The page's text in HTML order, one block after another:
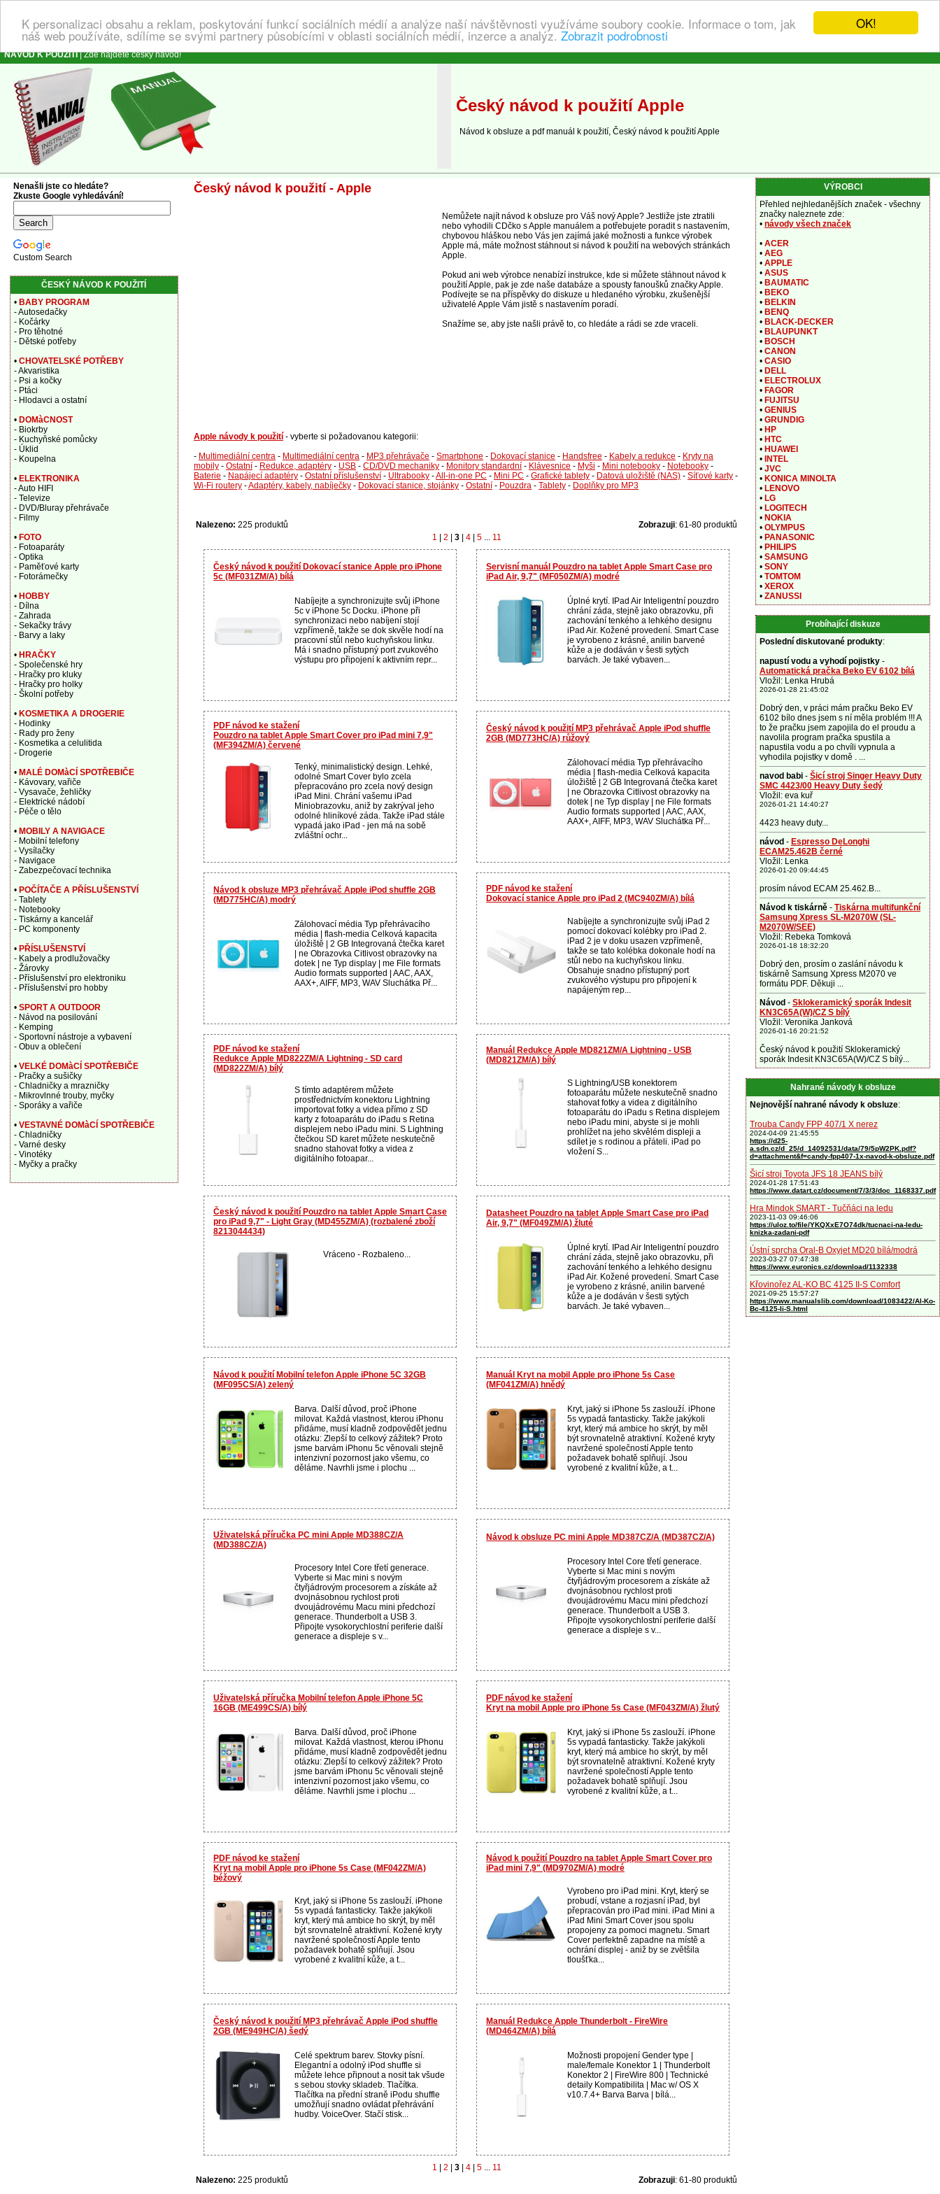
OK!
K personalizaci obsahu a reklam, poskytování funkcí sociálních médií a analýze naší návštěvnosti využíváme soubory cookie. Informace o tom, jak
náš web používáte, sdílíme se svými partnery působícími v oblasti sociálních médií, inzerce a analýz. Zobrazit podrobnosti
NÁVOD K POUŽITÍ| Zde najdete český návod!
Český návod k použití Apple
Návod k obsluze a pdf manuál k použití, Český návod k použití Apple
Český návod k použití - Apple
Nemůžete najít návod k obsluze pro Váš nový Apple? Jestliže jste ztratili
nebo vyhodili CDčko s Apple manuálem a potřebujete poradit s nastavením,
chybovou hláškou nebo Vás jen zajímá jaké možnosti a funkce výrobek
Apple má, máte možnost stáhnout si návod k použití na webových stránkách
Apple.
Pokud ani web výrobce nenabízí instrukce, kde si můžete stáhnout návod k
použití Apple, pak je zde naše databáze a spousty fanoušků značky Apple.
Podívejte se na příspěvky do diskuze u hledaného výrobku, zkušenější
uživatelé Apple Vám jistě s nastavením poradí.
Snažíme se, aby jste našli právě to, co hledáte a rádi se zde vraceli.
Apple návody k použití - vyberte si požadovanou kategorii:
- Multimediální centra - Multimediální centra - MP3 přehrávače - Smartphone - Dokovací stanice - Handsfree - Kabely a redukce - Kryty na
mobily - Ostatní - Redukce, adaptéry - USB - CD/DVD mechaniky - Monitory standardní - Klávesnice - Myši - Mini notebooky - Notebooky -
Baterie - Napájecí adaptéry - Ostatní příslušenství - Ultrabooky -All-in-one PC - Mini PC - Grafické tablety - Datová uložiště (NAS) - Síťové karty -
Wi-Fi routery -Adaptéry, kabely, nabíječky - Dokovací stanice, stojánky - Ostatní - Pouzdra - Tablety - Doplňky pro MP3
Nalezeno: 225 produktů Zobrazuji: 61-80 produktů
1
2 3 4 5... 11
Český návod k použití Dokovací stanice Apple pro iPhone
5c (MF031ZM/A) bílá
Nabíjejte a synchronizujte svůj iPhone
5c v iPhone 5c Docku. iPhone při
synchronizaci nebo nabíjení stojí
vzpřímeně, takže se dok skvěle hodí na
pracovní stůl nebo kuchyňskou linku.
Má i snadno přístupný port zvukového
výstupu pro připojení k aktivním repr...
Servisní manuál Pouzdro na tablet Apple Smart Case pro
iPad Air, 9,7" (MF050ZM/A) modré
Úplné krytí. IPad Air Inteligentní pouzdro
chrání záda, stejně jako obrazovku, při
zachování tenkého a lehkého designu
iPad Air. Kožené provedení. Smart Case
je vyrobeno z krásné, anilin barvené
kůže a je dodáván v šesti sytých
barvách. Je také vybaven...
PDF návod ke stažení
Pouzdro na tablet Apple Smart Cover pro iPad mini 7,9"
(MF394ZM/A) červené
Tenký, minimalistický design. Lehké,
odolné Smart Cover bylo zcela
přepracováno pro zcela nový design
iPad Mini. Chrání vašemu iPad
Miniobrazovku, aniž by zakrýval jeho
odolné hliníkové záda. Takže iPad stále
vypadá jako iPad - jen má na sobě
zvláštní ochr...
Český návod k použití MP3 přehrávač Apple iPod shuffle
2GB (MD773HC/A) růžový
Zálohovací média Typ přehrávacího
média | flash-media Celková kapacita
úložiště | 2 GB Integrovaná čtečka karet
| ne Obrazovka Citlivost obrazovky na
dotek | ne Typ display | ne File formats
Audio formats supported | AAC, AAX,
AAX+, AIFF, MP3, WAV Sluchátka Př...
Návod k obsluze MP3 přehrávač Apple iPod shuffle 2GB
(MD775HC/A) modrý
Zálohovací média Typ přehrávacího
média | flash-media Celková kapacita
úložiště | 2 GB Integrovaná čtečka karet
| ne Obrazovka Citlivost obrazovky na
dotek | ne Typ display | me File formats
Audio formats supported | AAC, AAX,
AAX+, AIFF, MP3, WAV Sluchátka Př...
PDF návod ke stažení
Dokovací stanice Apple pro iPad 2 (MC940ZM/A) bílá
Nabíjejte a synchronizujte svůj iPad 2
pomocí dokovací kolébky pro iPad 2.
iPad 2 je v doku usazen vzpřímeně,
takže se tato kolébka dokonale hodí na
stůl nebo na kuchyňskou linku.
Obsahuje snadno přístupný port
zvukového výstupu pro připojení k
napájeným rep...
PDF návod ke stažení
Redukce Apple MD822ZM/A Lightning - SD card
(MD822ZM/A) bílý
S tímto adaptérem můžete
prostřednictvím konektoru Lightning
importovat fotky a videa přímo z SD
karty z fotoaparátu do iPadu s Retina
displejem nebo iPadu mini. S Lightning
čtečkou SD karet můžete neskutečně
snadno stahovat fotky a videa z
digitálního fotoapar...
Manuál Redukce Apple MD821ZM/A Lightning - USB
(MD821ZM/A) bílý
S Lightning/USB konektorem
fotoaparátu můžete neskutečně snadno
stahovat fotky a videa z digitálního
fotoaparátu do iPadu s Retina displejem
nebo iPadu mini, abyste si je mohli
prohlížet na jeho skvělém displeji a
sdílet je s rodinou a přáteli. iPad po
vložení S...
Český návod k použití Pouzdro na tablet Apple Smart Case
pro iPad 9,7" - Light Gray (MD455ZM/A) (rozbalené zboží
8213044434)
Vráceno - Rozbaleno...
Datasheet Pouzdro na tablet Apple Smart Case pro iPad
Air, 9,7" (MF049ZM/A) žluté
Úplné krytí. IPad Air Inteligentní pouzdro
chrání záda, stejně jako obrazovku, při
zachování tenkého a lehkého designu
iPad Air. Kožené provedení. Smart Case
je vyrobeno z krásné, anilin barvené
kůže a je dodáván v šesti sytých
barvách. Je také vybaven...
Návod k použití Mobilní telefon Apple iPhone 5C 32GB
(MF095CS/A) zelený
Barva. Další důvod, proč iPhone
milovat. Každá vlastnost, kterou iPhonu
přidáme, musí kladně zodpovědět jednu
otázku: Zlepší to celkový zážitek? Proto
jsme barvám iPhonu 5c věnovali stejně
intenzivní pozornost jako všemu, co
děláme. Navrhli jsme i plochu ...
Manuál Kryt na mobil Apple pro iPhone 5s Case
(MF041ZM/A) hnědý
Kryt, jaký si iPhone 5s zaslouží. iPhone
5s vypadá fantasticky. Takže jakýkoli
kryt, který má ambice ho skrýt, by měl
být srovnatelně atraktivní. Kožené kryty
navržené společností Apple tento
požadavek bohatě splňují. Jsou
vyrobené z kvalitní kůže, a t...
Uživatelská příručka PC mini Apple MD388CZ/A
(MD388CZ/A)
Procesory Intel Core třetí generace.
Vyberte si Mac mini s novým
čtyřjádrovým procesorem a získáte až
dvojnásobnou rychlost proti
dvoujádrovému Macu mini předchozí
generace. Thunderbolt a USB 3.
Připojte vysokorychlostní periferie další
generace a displeje s v...
Návod k obsluze PC mini Apple MD387CZ/A (MD387CZ/A)
Procesory Intel Core třetí generace.
Vyberte si Mac mini s novým
čtyřjádrovým procesorem a získáte až
dvojnásobnou rychlost proti
dvoujádrovému Macu mini předchozí
generace. Thunderbolt a USB 3.
Připojte vysokorychlostní periferie další
generace a displeje s v...
Uživatelská příručka Mobilní telefon Apple iPhone 5C
16GB (ME499CS/A) bílý
Barva. Další důvod, proč iPhone
milovat. Každá vlastnost, kterou iPhonu
přidáme, musí kladně zodpovědět jednu
otázku: Zlepší to celkový zážitek? Proto
jsme barvám iPhonu 5c věnovali stejně
intenzivní pozornost jako všemu, co
děláme. Navrhli jsme i plochu ...
PDF návod ke stažení
Kryt na mobil Apple pro iPhone 5s Case (MF043ZM/A) žlutý
Kryt, jaký si iPhone 5s zaslouží. iPhone
5s vypadá fantasticky. Takže jakýkoli
kryt, který má ambice ho skrýt, by měl
být srovnatelně atraktivní. Kožené kryty
navržené společností Apple tento
požadavek bohatě splňují. Jsou
vyrobené z kvalitní kůže, a t...
PDF návod ke stažení
Kryt na mobil Apple pro iPhone 5s Case (MF042ZM/A)
béžový
Kryt, jaký si iPhone 5s zaslouží. iPhone
5s vypadá fantasticky. Takže jakýkoli
kryt, který má ambice ho skrýt, by měl
být srovnatelně atraktivní. Kožené kryty
navržené společností Apple tento
požadavek bohatě splňují. Jsou
vyrobené z kvalitní kůže, a t...
Návod k použití Pouzdro na tablet Apple Smart Cover pro
iPad mini 7,9" (MD970ZM/A) modré
Vyrobeno pro iPad mini. Kryt, který se
probudí, vstane a rozjasní iPad, byl
přepracován pro iPad mini. iPad Mini a
iPad Mini Smart Cover jsou spolu
propojeny za pomoci magnetu. Smart
Cover perfektně zapadne na místě a
ochrání displej - aniž by se zvětšila
tloušťka...
Český návod k použití MP3 přehrávač Apple iPod shuffle
2GB (ME949HC/A) šedý
Celé spektrum barev. Stovky písní.
Elegantní a odolný iPod shuffle si
můžete lehce připnout a nosit tak všude
s sebou stovky skladeb. Tlačítka.
Tlačítka na přední straně iPodu shuffle
umožňují snadno ovládat přehrávání
hudby. VoiceOver. Stačí stisk...
Manuál Redukce Apple Thunderbolt - FireWire
(MD464ZM/A) bílá
Možnosti propojení Gender type |
male/female Konektor 1 | Thunderbolt
Konektor 2 | FireWire 800 | Technické
detaily Kompatibilita | Mac w/ OS X
v10.7.4+ Barva Barva | bílá...
1 2 3 4 5... 11
Nalezeno: 225 produktů Zobrazuji: 61-80 produktů
Nenašli jste co hledáte?
Zkuste Google vyhledávání!
Custom Search
ČESKÝ NÁVOD K POUŽITÍ
• BABY PROGRAM
- Autosedačky
- Kočárky
- Pro těhotné
- Dětské potřeby
• CHOVATELSKÉ POTŘEBY
- Akvaristika
- Psi a kočky
- Ptáci
- Hlodavci a ostatní
• DOMàCNOST
- Biokrby
- Kuchyňské pomůcky
- Úklid
- Koupelna
• ELEKTRONIKA
- Auto HIFI
- Televize
- DVD/Bluray přehrávače
- Filmy
• FOTO
- Fotoaparáty
- Optika
- Paměťové karty
- Fotorámečky
• HOBBY
- Dílna
- Zahrada
- Sekačky trávy
- Barvy a laky
• HRAČKY
- Společenské hry
- Hračky pro kluky
- Hračky pro holky
- Školní potřeby
• KOSMETIKA A DROGERIE
- Hodinky
- Rady pro ženy
- Kosmetika a celulitida
- Drogerie
• MALÉ DOMàCÍ SPOTŘEBIČE
- Kávovary, vařiče
- Vysavače, žehličky
- Elektrické nádobí
- Péče o tělo
• MOBILY A NAVIGACE
- Mobilní telefony
- Vysílačky
- Navigace
- Zabezpečovací technika
• POČÍTAČE A PŘÍSLUŠENSTVÍ
- Tablety
- Notebooky
- Tiskárny a kancelář
- PC komponenty
• PŘÍSLUŠENSTVÍ
- Kabely a prodlužovačky
- Žárovky
- Příslušenství pro elektroniku
- Příslušenství pro hobby
• SPORT A OUTDOOR
- Návod na posilování
- Kemping
- Sportovní nástroje a vybavení
- Obuv a oblečení
• VELKÉ DOMàCÍ SPOTŘEBIČE
- Pračky a sušičky
- Chladničky a mrazničky
- Mikrovlnné trouby, myčky
- Sporáky a vařiče
• VESTAVNÉ DOMàCÍ SPOTŘEBIČE
- Chladničky
- Varné desky
- Vinotéky
- Myčky a pračky
VÝROBCI
Přehled nejhledanějších značek - všechny
značky naleznete zde:
• návody všech značek
• ACER
• AEG
• APPLE
• ASUS
• BAUMATIC
• BEKO
• BELKIN
• BENQ
• BLACK-DECKER
• BLAUPUNKT
• BOSCH
• CANON
• CASIO
• DELL
• ELECTROLUX
• FAGOR
• FUJITSU
• GENIUS
• GRUNDIG
• HP
• HTC
• HUAWEI
• INTEL
• JVC
• KONICA MINOLTA
• LENOVO
• LG
• LOGITECH
• NOKIA
• OLYMPUS
• PANASONIC
• PHILIPS
• SAMSUNG
• SONY
• TOMTOM
• XEROX
• ZANUSSI
Probíhající diskuze
Poslední diskutované produkty:
napustí vodu a vyhodí pojistky -
Automatická pračka Beko EV 6102 bílá
Vložil: Lenka Hrubá
2026-01-28 21:45:02
Dobrý den, v práci mám pračku Beko EV
6102 bílo dnes jsem s ní měla problém !!! A
to že pračku jsem zapojila do el proudu a
navolila program pračka spustila a
napustila vodu a po chvíli vypnula a
vyhodila pojistky v domě . ...
navod babi - Šicí stroj Singer Heavy Duty
SMC 4423/00 Heavy Duty šedý
Vložil: eva kuř
2026-01-21 14:40:27
4423 heavy duty...
návod - Espresso DeLonghi
ECAM25.462B černé
Vložil: Lenka
2026-01-20 09:44:45
prosím návod ECAM 25.462.B...
Návod k tiskárně - Tiskárna multifunkční
Samsung Xpress SL-M2070W (SL-
M2070W/SEE)
Vložil: Rebeka Tomková
2026-01-18 18:32:20
Dobrý den, prosím o zaslání návodu k
tiskárně Samsung Xpress M2070 ve
formátu PDF. Děkuji ...
Návod - Sklokeramický sporák Indesit
KN3C65A(W)/CZ S bílý
Vložil: Veronika Janková
2026-01-16 20:21:52
Český návod k použití Sklokeramický
sporák Indesit KN3C65A(W)/CZ S bílý...
Nahrané návody k obsluze
Nejnovější nahrané návody k obsluze:
Trouba Candy FPP 407/1 X nerez
2024-04-09 21:45:55
https://d25-
a.sdn.cz/d_25/d_14092531/data/79/5pW2PK.pdf?
d=attachment&f=candy-fpp407-1x-navod-k-obsluze.pdf
Šicí stroj Toyota JFS 18 JEANS bílý
2024-01-28 17:51:43
https://www.datart.cz/document/7/3/3/doc_1168337.pdf
Hra Mindok SMART - Tučňáci na ledu
2023-11-03 09:46:06
https://uloz.to/file/YKQXxE7O74dk/tucnaci-na-ledu-
knizka-zadani-pdf
Ústní sprcha Oral-B Oxyjet MD20 bílá/modrá
2023-03-27 07:47:38
https://www.euronics.cz/download/1132338
Křovinořez AL-KO BC 4125 II-S Comfort
2021-09-25 15:57:27
https://www.manualslib.com/download/1083422/Al-Ko-
Bc-4125-Ii-S.html